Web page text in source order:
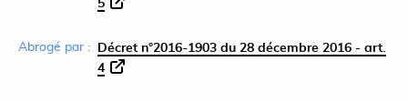
5
Abrogé par :
Décret n°2016-1903 du 28 décembre 2016 - art.
4